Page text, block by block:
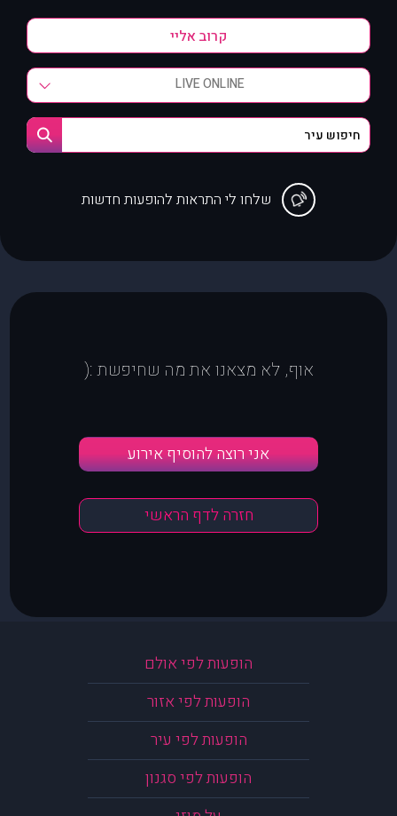
LIVE ONLINE
שלחו לי התראות להופעות חדשות
אוף, לא מצאנו את מה שחיפשת :(
אני רוצה להוסיף אירוע
חזרה לדף הראשי
הופעות לפי אולם
הופעות לפי אזור
הופעות לפי עיר
הופעות לפי סגנון